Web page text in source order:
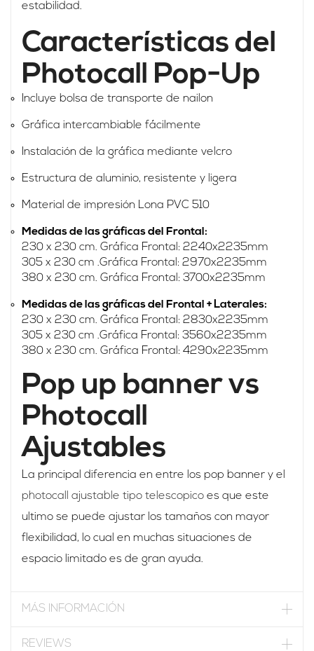
estabilidad.
Características del
Photocall Pop-Up
Incluye bolsa de transporte de nailon
Gráfica intercambiable fácilmente
Instalación de la gráfica mediante velcro
Estructura de aluminio, resistente y ligera
Material de impresión Lona PVC 510
Medidas de las gráficas del Frontal:
230 x 230 cm. Gráfica Frontal: 2240x2235mm
305 x 230 cm .Gráfica Frontal: 2970x2235mm
380 x 230 cm. Gráfica Frontal: 3700x2235mm
Medidas de las gráficas del Frontal + Laterales:
230 x 230 cm. Gráfica Frontal: 2830x2235mm
305 x 230 cm .Gráfica Frontal: 3560x2235mm
380 x 230 cm. Gráfica Frontal: 4290x2235mm
Pop up banner vs
Photocall
Ajustables
La principal diferencia en entre los pop banner y el
photocall ajustable tipo telescopico es que este
ultimo se puede ajustar los tamaños con mayor
flexibilidad, lo cual en muchas situaciones de
espacio limitado es de gran ayuda.
MÁS INFORMACIÓN
REVIEWS